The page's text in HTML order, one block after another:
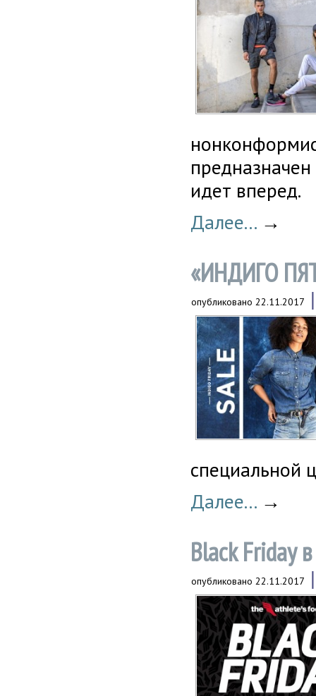
идет вперед.
Далее... →
«ИНДИГО
опубликовано 22.11.2017
специальной
Далее... →
Black Friday
опубликовано 22.11.2017